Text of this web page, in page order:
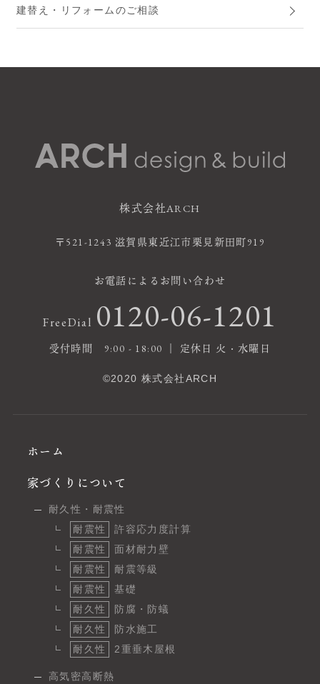
建替え・リフォームのご相談
株式会社ARCH
〒521-1243 滋賀県東近江市栗見新田町919
お電話によるお問い合わせ
FreeDial 0120-06-1201
受付時間 9:00 - 18:00 ｜ 定休日 火・水曜日
©2020 株式会社ARCH
ホーム
家づくりについて
耐久性・耐震性
耐震性
許容応力度計算
耐震性
面材耐力壁
耐震性
耐震等級
耐震性
基礎
耐久性
防腐・防蟻
耐久性
防水施工
耐久性
2重垂木屋根
高気密高断熱